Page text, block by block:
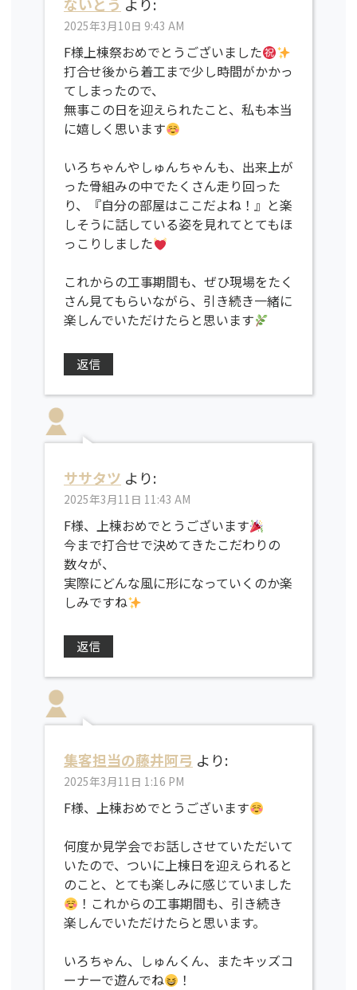
2025年3月10日 9:43 AM
F様上棟祭おめでとうございました
打合せ後から着工まで少し時間がかかっ
てしまったので、
無事この日を迎えられたこと、私も本当
に嬉しく思います
いろちゃんやしゅんちゃんも、出来上が
った骨組みの中でたくさん走り回った
り、『自分の部屋はここだよね！』と楽
しそうに話している姿を見れてとてもほ
っこりしました
これからの工事期間も、ぜひ現場をたく
さん見てもらいながら、引き続き一緒に
楽しんでいただけたらと思います
返信
ササタツ より:
2025年3月11日 11:43 AM
F様、上棟おめでとうございます
今まで打合せで決めてきたこだわりの
数々が、
実際にどんな風に形になっていくのか楽
しみですね
返信
集客担当の藤井阿弓 より:
2025年3月11日 1:16 PM
F様、上棟おめでとうございます
何度か見学会でお話しさせていただいて
いたので、ついに上棟日を迎えられると
のこと、とても楽しみに感じていました
！これからの工事期間も、引き続き
楽しんでいただけたらと思います。
いろちゃん、しゅんくん、またキッズコ
ーナーで遊んでね
！